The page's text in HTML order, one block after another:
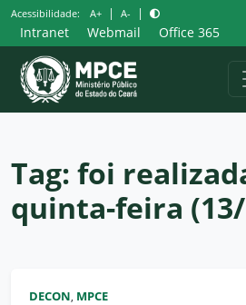
Pular
para
o
conteúdo
Acessibilidade: A+ | A- |
Intranet Webmail Office 365
Tag: foi
quinta-feira
DECON, MPCE